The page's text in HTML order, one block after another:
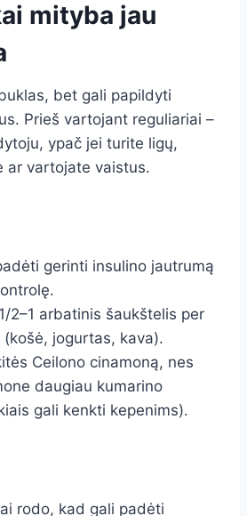
mityba jau
bet gali papildyti
Prieš vartojant reguliariai –
ypač jei turite ligų,
ar vartojate vaistus.
gerinti insulino jautrumą
2–1 arbatinis šaukštelis per
jogurtas, kava).
Ceilono cinamoną, nes
daugiau kumarino
gali kenkti kepenims).
rodo, kad gali padėti